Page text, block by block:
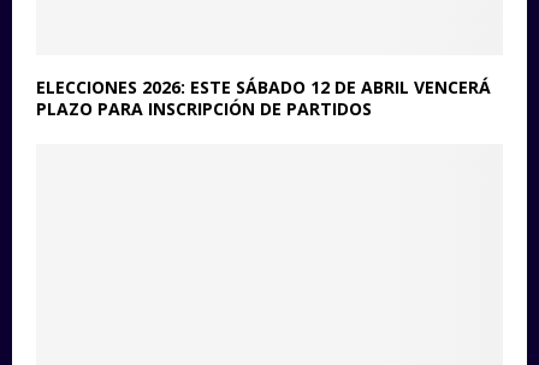
ELECCIONES 2026: ESTE SÁBADO 12 DE ABRIL VENCERÁ
PLAZO PARA INSCRIPCIÓN DE PARTIDOS